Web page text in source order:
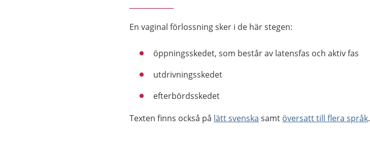
En vaginal förlossning sker i de här stegen:
öppningsskedet, som består av latensfas och aktiv fas
utdrivningsskedet
efterbördsskedet
Texten finns också på lätt svenska samt översatt till flera språk.